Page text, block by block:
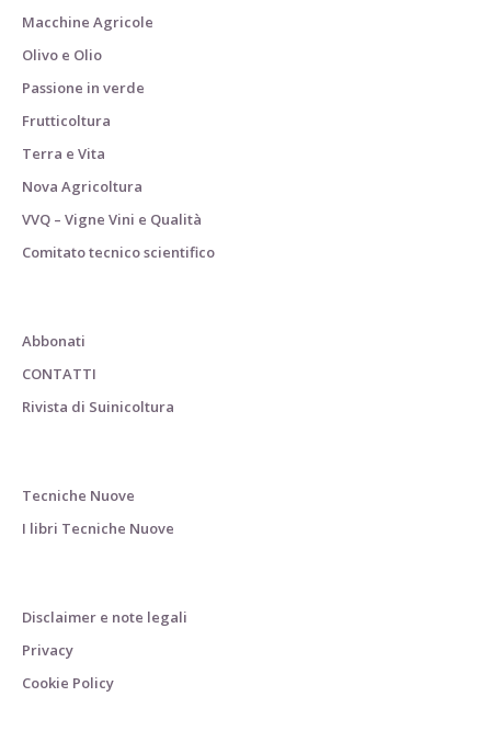
Macchine Agricole
Olivo e Olio
Passione in verde
Frutticoltura
Terra e Vita
Nova Agricoltura
VVQ – Vigne Vini e Qualità
Comitato tecnico scientifico
Abbonati
CONTATTI
Rivista di Suinicoltura
Tecniche Nuove
I libri Tecniche Nuove
Disclaimer e note legali
Privacy
Cookie Policy